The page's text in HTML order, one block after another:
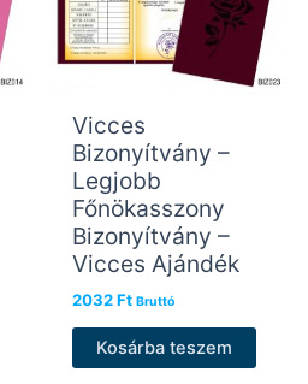
Vicces
Bizonyítvány –
Legjobb
Főnökasszony
Bizonyítvány –
Vicces Ajándék
2032Ft Bruttó
Kosárba teszem